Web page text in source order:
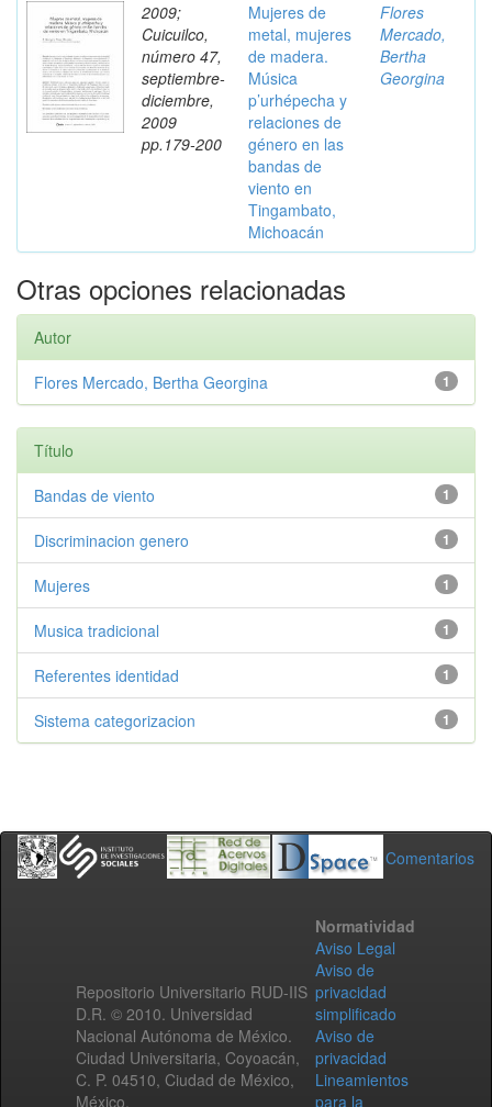
2009;
Cuicuilco,
número 47,
septiembre-
diciembre,
2009
pp.179-200
Mujeres de
metal, mujeres
de madera.
Música
p’urhépecha y
relaciones de
género en las
bandas de
viento en
Tingambato,
Michoacán
Flores
Mercado,
Bertha
Georgina
Otras opciones relacionadas
Autor
1
Flores Mercado, Bertha Georgina
Título
1
Bandas de viento
1
Discriminacion genero
1
Mujeres
1
Musica tradicional
1
Referentes identidad
1
Sistema categorizacion
Comentarios
Repositorio Universitario RUD-IIS
D.R. © 2010. Universidad
Nacional Autónoma de México.
Ciudad Universitaria, Coyoacán,
C. P. 04510, Ciudad de México,
México.
Normatividad
Aviso Legal
Aviso de
privacidad
simplificado
Aviso de
privacidad
Lineamientos
para la